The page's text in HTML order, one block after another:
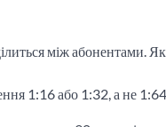
між абонентами.
1:16 або 1:32, а не